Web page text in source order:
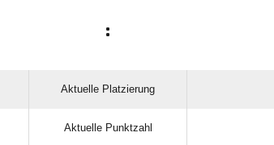
:
Aktuelle Platzierung
Aktuelle Punktzahl